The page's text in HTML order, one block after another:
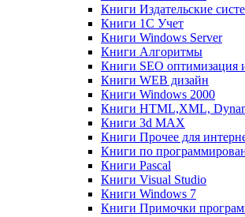
Книги Издательские
Книги 1C Учет
Книги Windows Server
Книги Алгоритмы
Книги SEO оптимизация
Книги WEB дизайн
Книги Windows 2000
Книги HTML,XML,
Книги 3d MAX
Книги Прочее для
Книги по
Книги Pascal
Книги Visual Studio
Книги Windows 7
Книги Примочки